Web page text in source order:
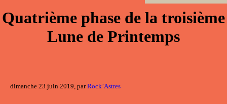
Quatrième phase de la troisième
Lune de Printemps
dimanche 23 juin 2019, parRock’Astres